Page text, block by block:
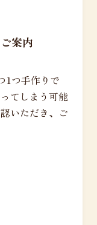
案内
1つ手作りで
てしまう可能
いただき、ご